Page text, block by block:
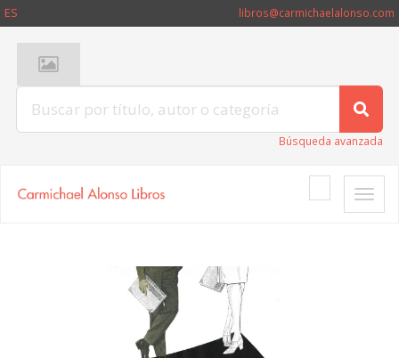
ES libros@carmichaelalonso.com
Búsqueda avanzada
Toggle